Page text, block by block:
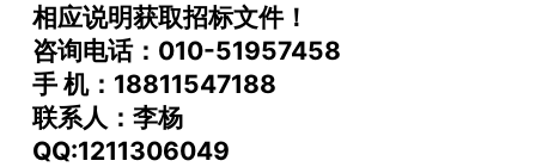
相应说明获取招标文件！
咨询电话：010-51957458
手 机：18811547188
联系人：李杨
QQ:1211306049